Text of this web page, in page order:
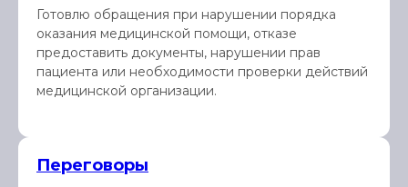
Готовлю обращения при нарушении порядка
оказания медицинской помощи, отказе
предоставить документы, нарушении прав
пациента или необходимости проверки действий
медицинской организации.
Переговоры